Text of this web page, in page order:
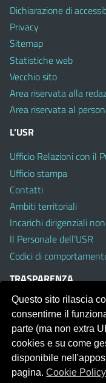
Dichiarazione di
Privacy
Sitemap
Statistiche web
Vecchio sito
Area riservata alla
Area riservata al
L’USR
Ufficio Relazioni con il
Ufficio stampa
Contatti
Ambiti territoriali
Incarichi dirigenziali
Il Personale dell’USR
Codici di
TRASPARENZA
Albo on line
Amministrazione
Pubblici proclami
PTPCT per le Istituzioni
Whistleblowing
Questo sito rilascia
consentirne il
parte (ma non extra
cookies e su come
disponibile
pagina.Cookie Policy